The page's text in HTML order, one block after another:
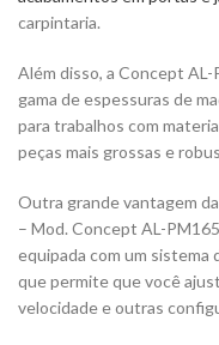
carpintaria.
Além disso, a Concept AL-
gama de espessuras de
para trabalhos com
peças mais grossas e
Outra grande vantagem
– Mod. Concept AL-
equipada com um
que permite que você
velocidade e outras